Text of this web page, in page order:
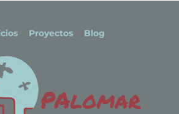
Proyectos Blog